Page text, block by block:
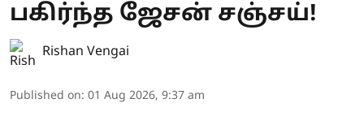
பகிர்ந்த ஜேசன் சஞ்சய்!
Rishan Vengai
Published on: 01 Aug 2026, 9:37 am